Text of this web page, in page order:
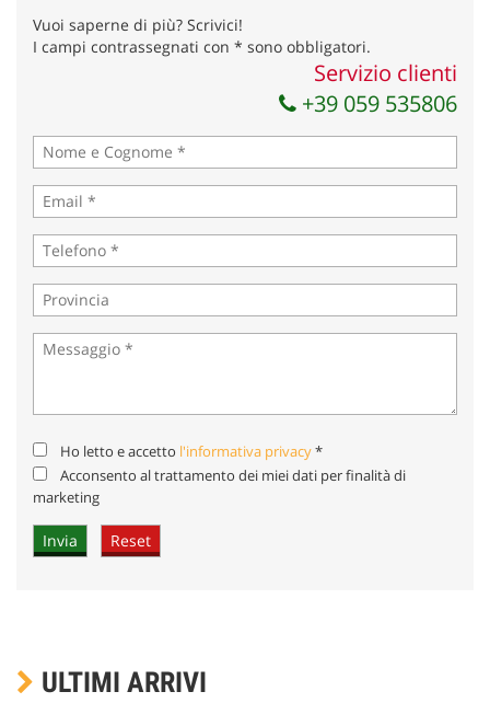
Invia la tua richiesta
Vuoi saperne di più? Scrivici!
I campi contrassegnati con * sono obbligatori.
Servizio clienti
+39 059 535806
Ho letto e accetto l'informativa privacy*
Acconsento al trattamento dei miei dati per finalità di
marketing
ULTIMI ARRIVI